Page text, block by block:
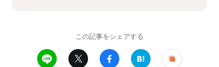
この記事をシェアする